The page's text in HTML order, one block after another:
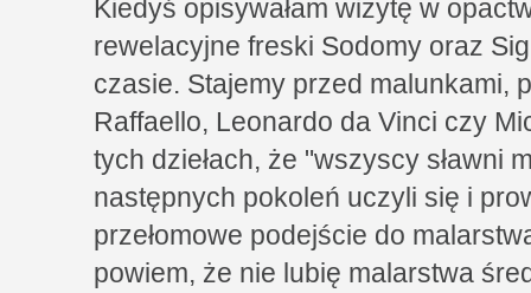
Kiedyś opisywałam wizytę w
rewelacyjne freski Sodomy oraz
czasie. Stajemy przed malunkami,
Raffaello, Leonardo da Vinci czy
tych dziełach, że "wszyscy sławni
następnych pokoleń uczyli się i
przełomowe podejście do
powiem, że nie lubię malarstwa